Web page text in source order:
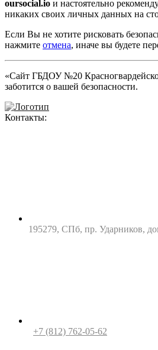
oursocial.io и настоятельно
никаких своих личных данных на
Если Вы не хотите рисковать
нажмите отмена, иначе вы будете
«Сайт ГБДОУ №20
заботится о вашей безопасности.
Контакты:
195279, СПб, пр. Ударников,
+7 (812) 762-05-62